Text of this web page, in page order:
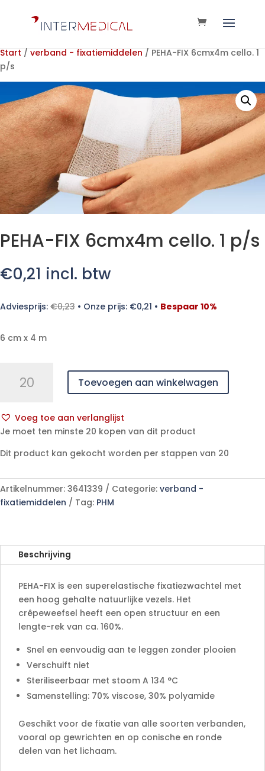
Start / verband - fixatiemiddelen / PEHA-FIX 6cmx4m cello. 1
p/s
PEHA-FIX 6cmx4m cello. 1 p/s
€0,21 incl. btw
Adviesprijs: €0,23 • Onze prijs: €0,21 • Bespaar 10%
6 cm x 4 m
p/s
aantal
Toevoegen aan winkelwagen
Voeg toe aan verlanglijst
A
t
r
n
e
Je moet ten minste 20 kopen van dit product
Dit product kan gekocht worden per stappen van 20
Artikelnummer: 3641339 Categorie: verband -
fixatiemiddelen
Tag: PHM
Beschrijving
PEHA-FIX is een superelastische fixatiezwachtel met
een hoog gehalte natuurlijke vezels. Het
crêpeweefsel heeft een open structuur en een
lengte-rek van ca. 160%.
Snel en eenvoudig aan te leggen zonder plooien
Verschuift niet
Steriliseerbaar met stoom A 134 °C
Samenstelling: 70% viscose, 30% polyamide
Geschikt voor de fixatie van alle soorten verbanden,
vooral op gewrichten en op conische en ronde
delen van het lichaam.